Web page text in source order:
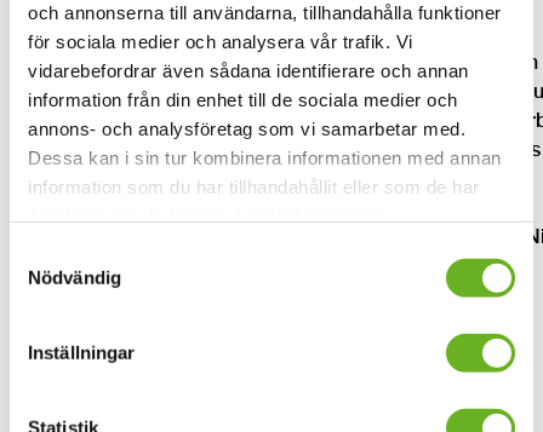
och annonserna till användarna, tillhandahålla funktioner
för sociala medier och analysera vår trafik. Vi
vidarebefordrar även sådana identifierare och annan
information från din enhet till de sociala medier och
annons- och analysföretag som vi samarbetar med.
Dessa kan i sin tur kombinera informationen med annan
information som du har tillhandahållit eller som de har
Nödvändig
Inställningar
Statistik
Medverkande konstnärer
Anna Vnuk, Bambam Frost och Lydia Diakité, Carina
Bogdan Szyber, Cristina Caprioli, Daniel Staaf, Maria
Mohanned Hawaz, Nassim Meki, Niki Tsappos, Ola
Rani Nair, Satoshi Kudo, Sofia Castro, Sebastian
Nefeli Oikonomou, samt kollektivet Nya Rörelsen.
För mer information och förfrågningar, vänligen kontakta:
Josef och Paloma Madrid, Chefredaktörer. E-post:
dansantologi2024@gmail.com
Credits
Samordning: